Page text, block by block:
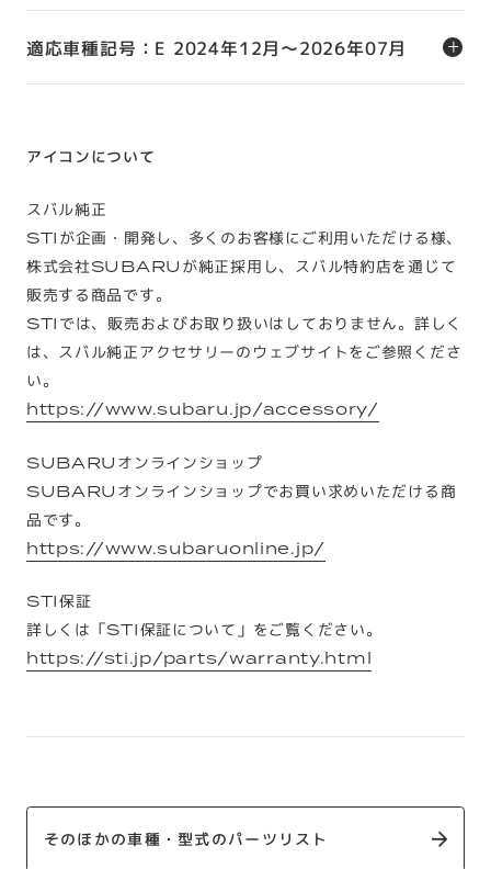
適応車種記号：E 2024年12月～2026年07月
アイコンについて
スバル純正
STIが企画・開発し、多くのお客様にご利用いただける様、
株式会社SUBARUが純正採用し、スバル特約店を通じて
販売する商品です。
STIでは、販売およびお取り扱いはしておりません。詳しく
は、スバル純正アクセサリーのウェブサイトをご参照くださ
い。
https://www.subaru.jp/accessory/
SUBARUオンラインショップ
SUBARUオンラインショップでお買い求めいただける商
品です。
https://www.subaruonline.jp/
STI保証
詳しくは「STI保証について」をご覧ください。
https://sti.jp/parts/warranty.html
そのほかの車種・型式のパーツリスト